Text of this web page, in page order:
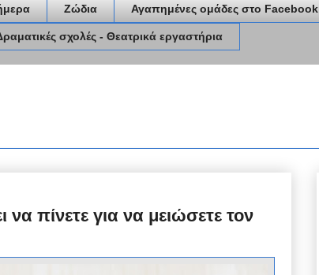
Ζώδια Αγαπημένες ομάδες στο Facebook
σχολές - Θεατρικά εργαστήρια
πίνετε για να μειώσετε τον